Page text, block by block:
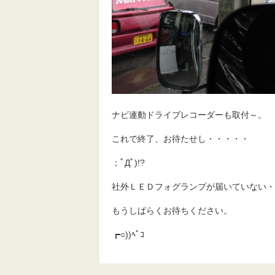
ナビ連動ドライブレコーダーも取付～。
これで終了、お待たせし・・・・・
；ﾟДﾟ)!?
社外ＬＥＤフォグランプが届いていない
もうしばらくお待ちください。
┏○))ﾍﾟｺ